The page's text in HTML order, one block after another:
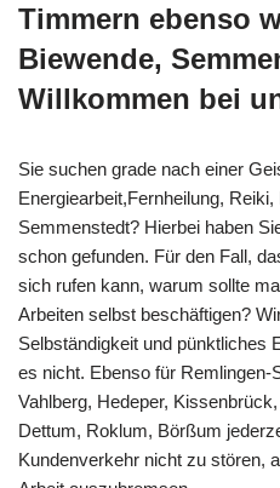
Timmern ebenso
Biewende,
Willkommen bei
Sie suchen grade nach einer
Energiearbeit,Fernheilung,
Semmenstedt? Hierbei haben
schon gefunden. Für den Fall,
sich rufen kann, warum sollte
Arbeiten selbst beschäftigen?
Selbständigkeit und pünktliches
es nicht. Ebenso für Remlingen-
Vahlberg, Hedeper,
Dettum, Roklum, Börßum
Kundenverkehr nicht zu stören,